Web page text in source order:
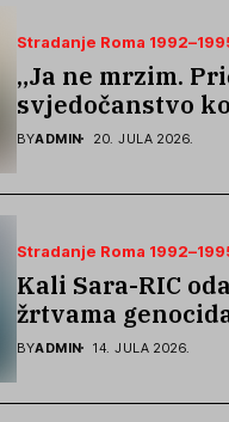
Stradanje Roma
„Ja ne mrzim.
svjedočanstvo
zaboraviti
BYADMIN 20. JULA 2026.
Stradanje Roma
Kali Sara-RIC
žrtvama
podsjetila na
BYADMIN 14. JULA 2026.